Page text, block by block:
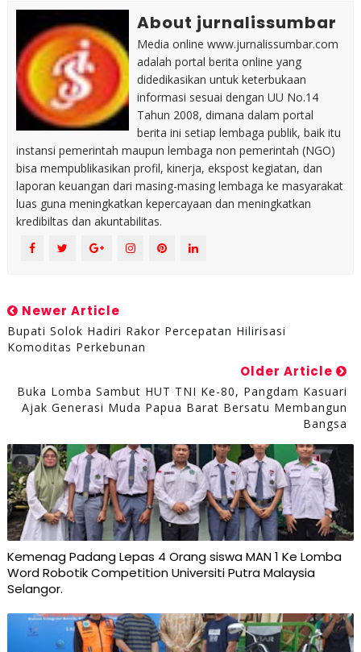
About jurnalissumbar
Media online www.jurnalissumbar.com
adalah portal berita online yang
didedikasikan untuk keterbukaan
informasi sesuai dengan UU No.14
Tahun 2008, dimana dalam portal
berita ini setiap lembaga publik, baik itu
instansi pemerintah maupun lembaga non pemerintah (NGO)
bisa mempublikasikan profil, kinerja, ekspost kegiatan, dan
laporan keuangan dari masing-masing lembaga ke masyarakat
luas guna meningkatkan kepercayaan dan meningkatkan
kredibiltas dan akuntabilitas.
Newer Article
Bupati Solok Hadiri Rakor Percepatan Hilirisasi
Komoditas Perkebunan
Older Article
Buka Lomba Sambut HUT TNI Ke-80, Pangdam Kasuari
Ajak Generasi Muda Papua Barat Bersatu Membangun
Bangsa
Kemenag Padang Lepas 4 Orang siswa MAN 1 Ke Lomba
Word Robotik Competition Universiti Putra Malaysia
Selangor.